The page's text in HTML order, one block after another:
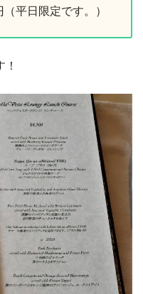
平日限定です。）